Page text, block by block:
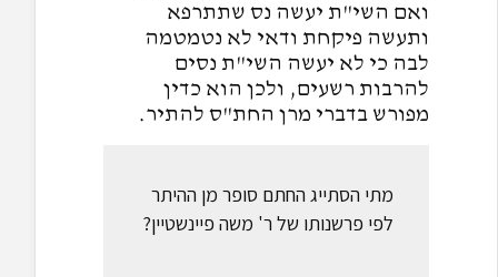
ואם השי"ת יעשה נס שתתרפא
ותעשה פיקחת ודאי לא נטמטמה
לבה כי לא יעשה השי"ת נסים
להרבות רשעים, ולכן הוא כדין
מפורש בדברי מרן החת"ס להתיר.
מתי הסתייג החתם סופר מן ההיתר
לפי פרשנותו של ר' משה פיינשטיין?